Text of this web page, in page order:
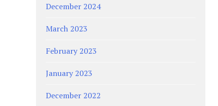
December 2024
March 2023
February 2023
January 2023
December 2022